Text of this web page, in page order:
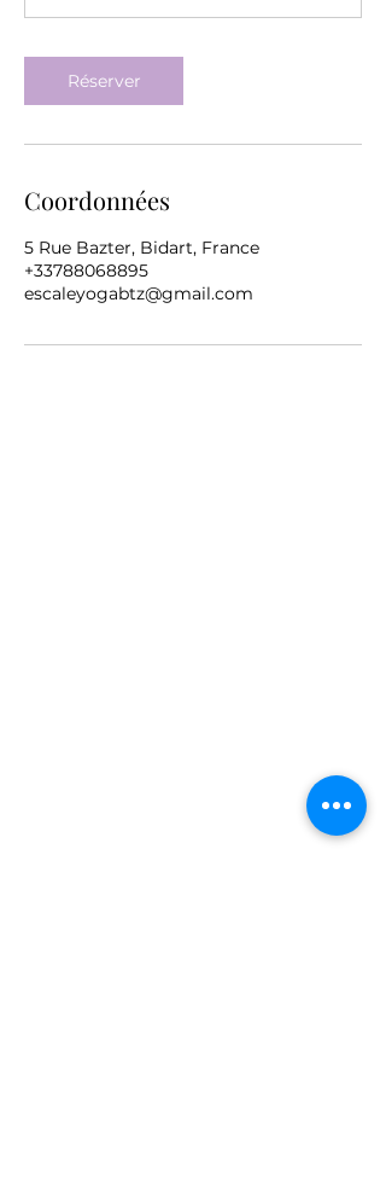
Réserver
Coordonnées
5 Rue Bazter, Bidart, France
+33788068895
escaleyogabtz@gmail.com